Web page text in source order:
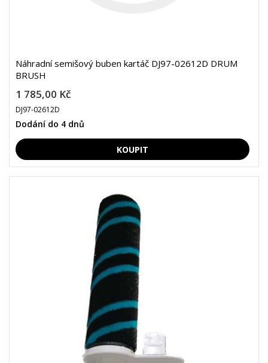
Náhradní semišový buben kartáč DJ97-02612D DRUM
BRUSH
1 785,00 Kč
DJ97-02612D
Dodání do 4 dnů